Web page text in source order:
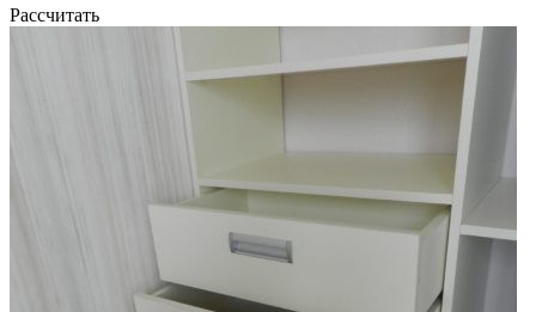
Рассчитать